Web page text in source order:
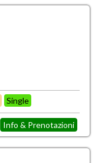
Single
Info & Prenotazioni